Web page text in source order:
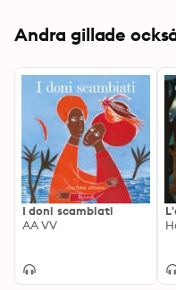
siano fondamentali
che ne hanno bisogno.
Andra gillade
I doni scambiati
AA VV